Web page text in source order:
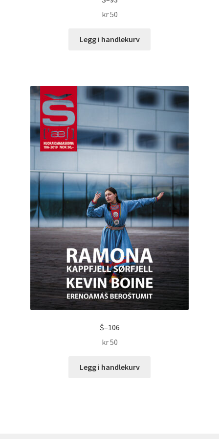
kr50
Legg i handlekurv
Š–106
kr50
Legg i handlekurv